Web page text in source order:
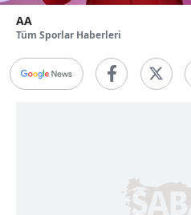
AA
Tüm Sporlar Haberleri